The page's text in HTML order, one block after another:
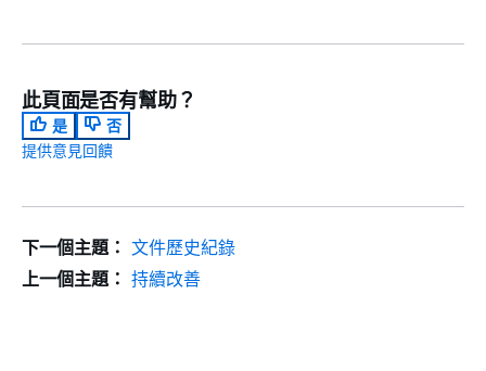
此頁面是否有幫助？
是
否
提供意見回饋
下一個主題： 文件歷史紀錄
上一個主題： 持續改善